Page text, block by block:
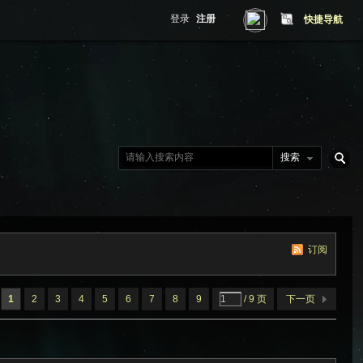
快捷导航
登录 注册
搜索
订阅
1 2 3 4 5 6 7 8 9 / 9 页 下一页